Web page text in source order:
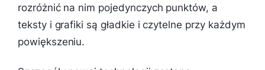
rozróżnić na nim pojedynczych punktów, a
teksty i grafiki są gładkie i czytelne przy każdym
powiększeniu.